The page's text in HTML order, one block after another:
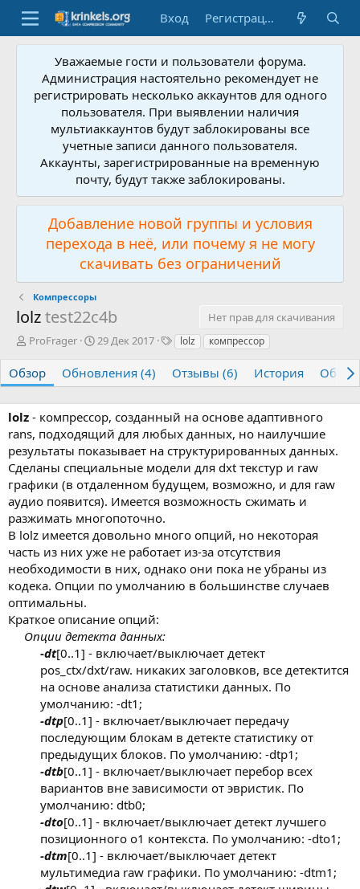
Вход Регистрация
Уважаемые гости и пользователи форума.
Администрация настоятельно рекомендует не
регистрировать несколько аккаунтов для одного
пользователя. При выявлении наличия
мультиаккаунтов будут заблокированы все
учетные записи данного пользователя.
Аккаунты, зарегистрированные на временную
почту, будут также заблокированы.
Добавление новой группы и условия
перехода в неё, или почему я не могу
скачивать без ограничений
Компрессоры
lolztest22c4b
Нет прав для скачивания
А
т
о
ProFrager
Д
т
а
о
д
а
н
и
я
29 Дек 2017
Т
г
и
lolz компрессор
Обзор Обновления (4) Отзывы (6) История
lolz - компрессор, созданный на основе адаптивного
rans, подходящий для любых данных, но наилучшие
результаты показывает на структурированных данных.
Сделаны специальные модели для dxt текстур и raw
графики (в отдаленном будущем, возможно, и для raw
аудио появится). Имеется возможность сжимать и
разжимать многопоточно.
В lolz имеется довольно много опций, но некоторая
часть из них уже не работает из-за отсутствия
необходимости в них, однако они пока не убраны из
кодека. Опции по умолчанию в большинстве случаев
оптимальны.
Краткое описание опций:
Опции детекта данных:
-dt[0..1] - включает/выключает детект
pos_ctx/dxt/raw. никаких заголовков, все детектится
на основе анализа статистики данных. По
умолчанию: -dt1;
-dtp[0..1] - включает/выключает передачу
последующим блокам в детекте статистику от
предыдущих блоков. По умолчанию: -dtp1;
-dtb[0..1] - включает/выключает перебор всех
вариантов вне зависимости от эвристик. По
умолчанию: dtb0;
-dto[0..1] - включает/выключает детект лучшего
позиционного o1 контекста. По умолчанию: -dto1;
-dtm[0..1] - включает/выключает детект
мультимедиа raw графики. По умолчанию: -dtm1;